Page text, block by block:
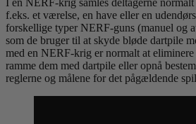
I en NERF-krig samles deltagerne
f.eks. et værelse, en have eller en
forskellige typer NERF-guns (manuel og
som de bruger til at skyde bløde dartpile
med en NERF-krig er normalt at eliminere
ramme dem med dartpile eller opnå
reglerne og målene for det pågældende